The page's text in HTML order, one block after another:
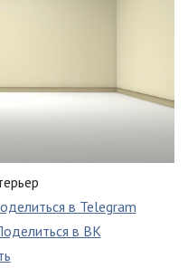
в Telegram
в ВК